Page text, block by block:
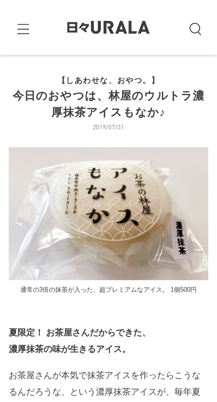
【しあわせな、おやつ。】
今日のおやつは、林屋のウルトラ濃
厚抹茶アイスもなか♪
2019/07/31
通常の3倍の抹茶が入った、超プレミアムなアイス。 1個500円
夏限定！ お茶屋さんだからできた、
濃厚抹茶の味が生きるアイス。
お茶屋さんが本気で抹茶アイスを作ったらこうな
るんだろうな、という濃厚抹茶アイスが、毎年夏